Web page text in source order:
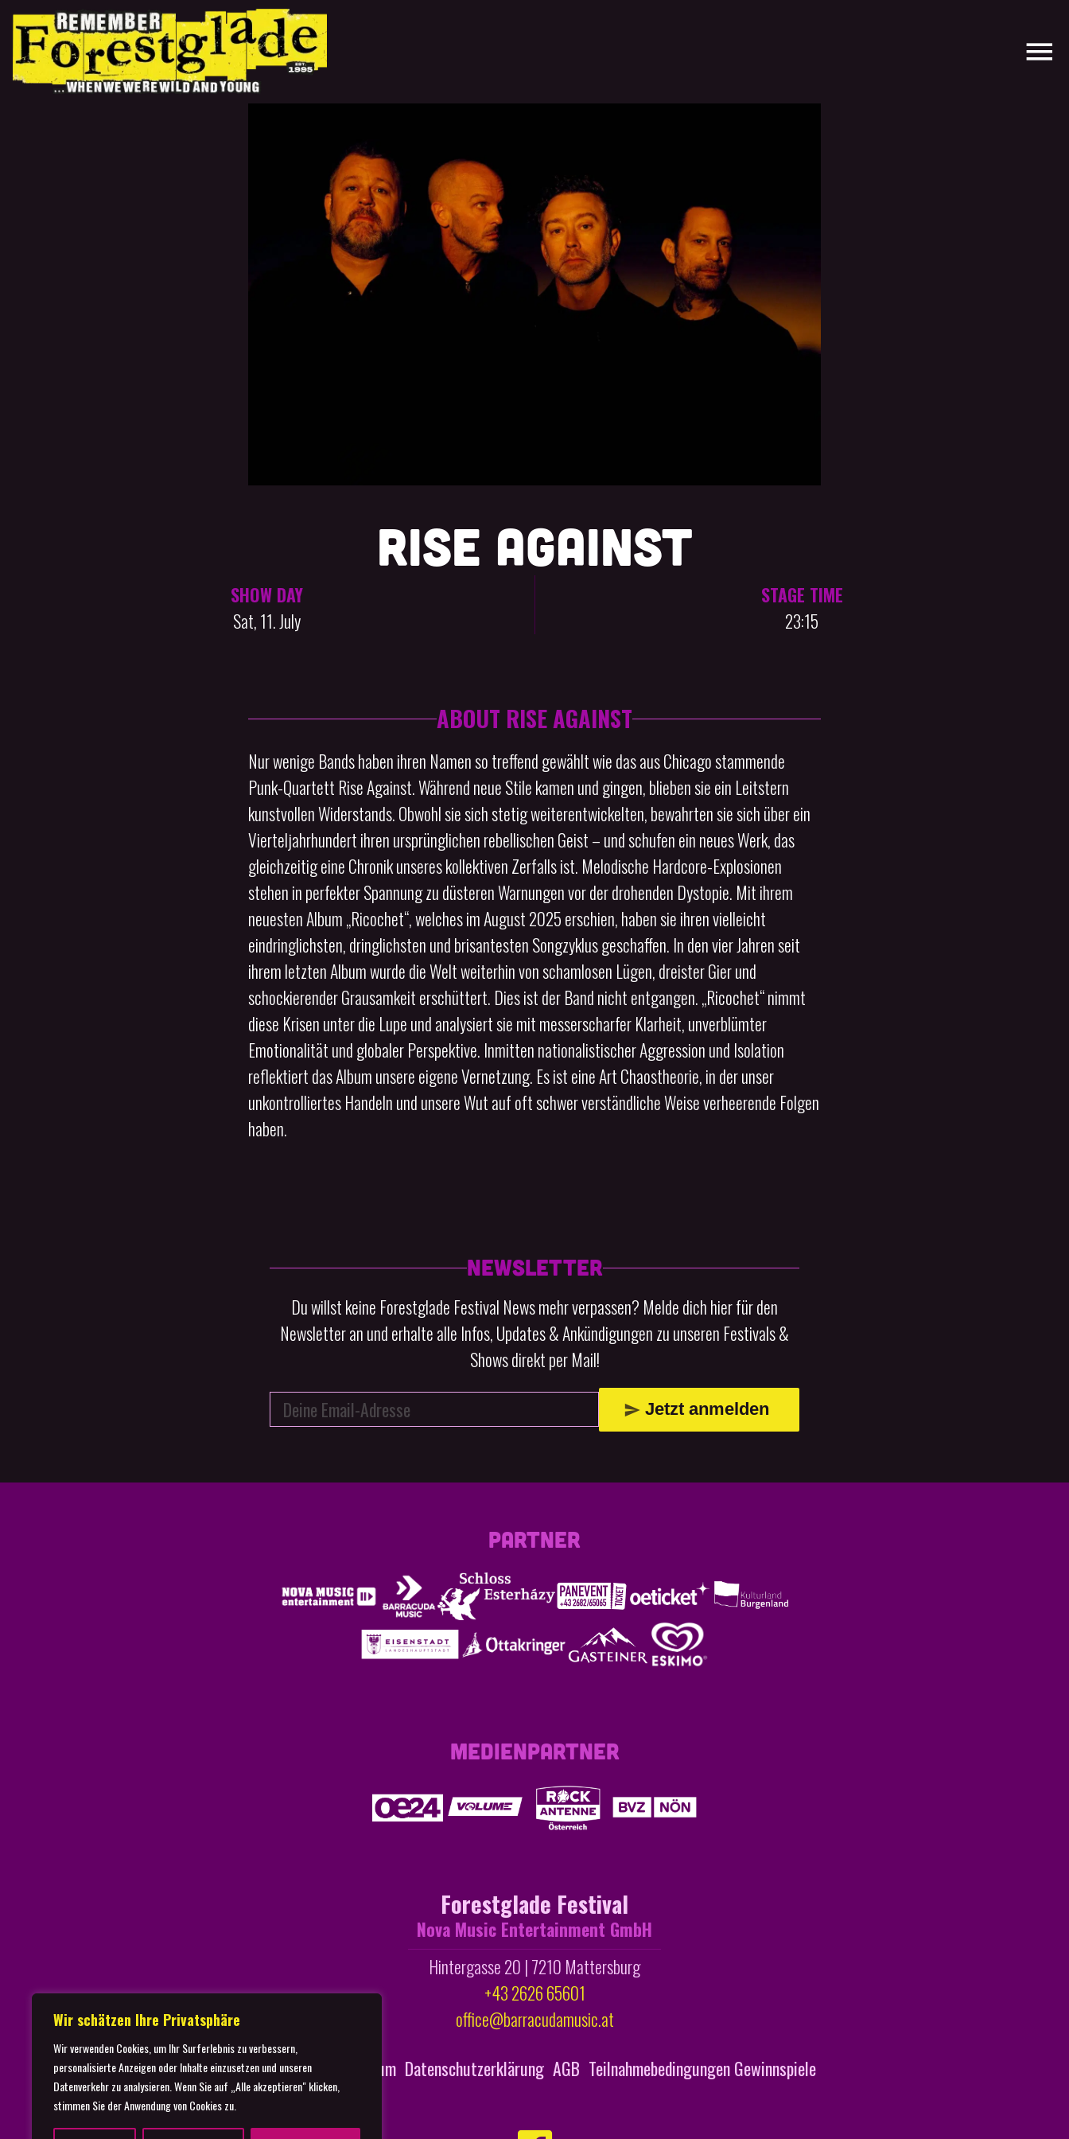
Wir schätzen Ihre Privatsphäre
Wir verwenden Cookies, um Ihr Surferlebnis zu verbessern,
personalisierte Anzeigen oder Inhalte einzusetzen und unseren
Datenverkehr zu analysieren. Wenn Sie auf „Alle akzeptieren" klicken,
stimmen Sie der Anwendung von Cookies zu.
RISE AGAINST
SHOW DAY
Sat, 11. July
STAGE TIME
23:15
ABOUT RISE AGAINST
Nur wenige Bands haben ihren Namen so treffend gewählt wie das aus Chicago stammende
Punk-Quartett Rise Against. Während neue Stile kamen und gingen, blieben sie ein Leitstern
kunstvollen Widerstands. Obwohl sie sich stetig weiterentwickelten, bewahrten sie sich über ein
Vierteljahrhundert ihren ursprünglichen rebellischen Geist – und schufen ein neues Werk, das
gleichzeitig eine Chronik unseres kollektiven Zerfalls ist. Melodische Hardcore-Explosionen
stehen in perfekter Spannung zu düsteren Warnungen vor der drohenden Dystopie. Mit ihrem
neuesten Album „Ricochet“, welches im August 2025 erschien, haben sie ihren vielleicht
eindringlichsten, dringlichsten und brisantesten Songzyklus geschaffen. In den vier Jahren seit
ihrem letzten Album wurde die Welt weiterhin von schamlosen Lügen, dreister Gier und
schockierender Grausamkeit erschüttert. Dies ist der Band nicht entgangen. „Ricochet“ nimmt
diese Krisen unter die Lupe und analysiert sie mit messerscharfer Klarheit, unverblümter
Emotionalität und globaler Perspektive. Inmitten nationalistischer Aggression und Isolation
reflektiert das Album unsere eigene Vernetzung. Es ist eine Art Chaostheorie, in der unser
unkontrolliertes Handeln und unsere Wut auf oft schwer verständliche Weise verheerende Folgen
haben.
NEWSLETTER
Du willst keine Forestglade Festival News mehr verpassen? Melde dich hier für den
Newsletter an und erhalte alle Infos, Updates & Ankündigungen zu unseren Festivals &
Shows direkt per Mail!
Jetzt anmelden
PARTNER
MEDIENPARTNER
Forestglade Festival
Nova Music Entertainment GmbH
Hintergasse 20 | 7210 Mattersburg
+43 2626 65601
office@barracudamusic.at
Startseite
Impressum Datenschutzerklärung AGB Teilnahmebedingungen Gewinnspiele